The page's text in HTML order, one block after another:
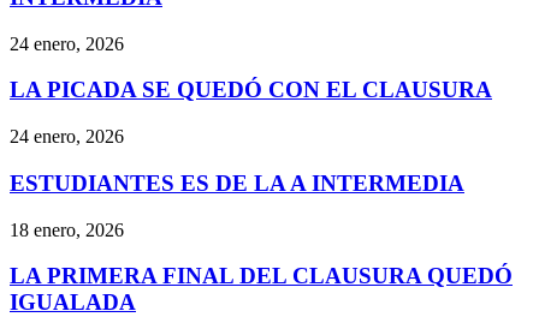
24 enero, 2026
LA PICADA SE QUEDÓ CON EL CLAUSURA
24 enero, 2026
ESTUDIANTES ES DE LA A INTERMEDIA
18 enero, 2026
LA PRIMERA FINAL DEL CLAUSURA QUEDÓ
IGUALADA